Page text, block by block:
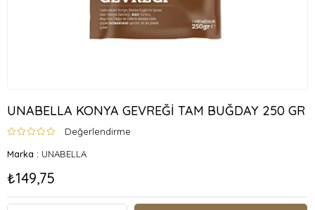
UNABELLA KONYA GEVREĞİ TAM BUĞDAY 250 GR
Değerlendirme
Marka : UNABELLA
₺149,75